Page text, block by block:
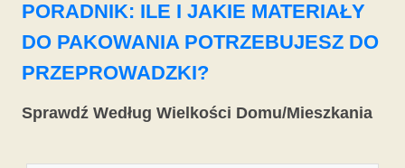
PORADNIK: ILE I JAKIE MATERIAŁY
DO PAKOWANIA POTRZEBUJESZ DO
PRZEPROWADZKI?
Sprawdź Według Wielkości Domu/Mieszkania